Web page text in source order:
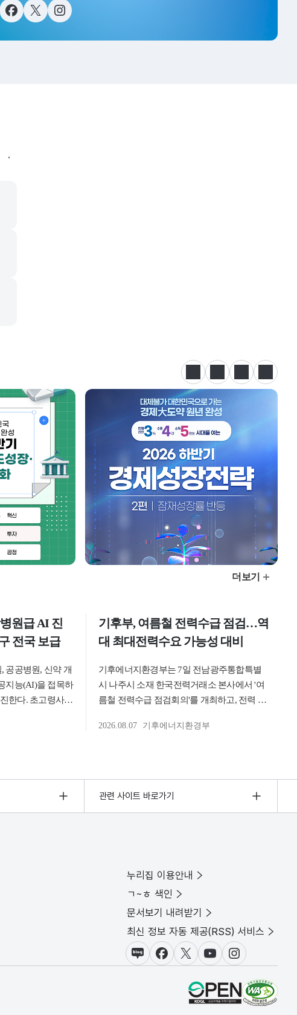
페이스북트위터(X)인스타그램
정지 이전 다음 카드뉴
관련 사이트 바로가기
누리집 이용안내
ㄱ~ㅎ 색인
문서보기 내려받기
최신 정보 자동 제공(RSS) 서비스
블로그페이스북X(트위터)
유튜브인스타그램